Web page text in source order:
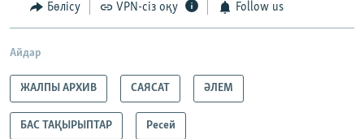
Бөлісу VPN-сіз оқу Follow us
Айдар
ЖАЛПЫ АРХИВ САЯСАТ ӘЛЕМ
БАС ТАҚЫРЫПТАР Ресей